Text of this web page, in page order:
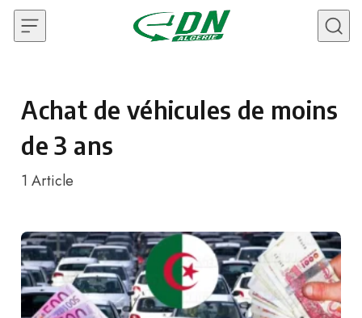
Skip to content
Achat de véhicules de moins
de 3 ans
1 Article